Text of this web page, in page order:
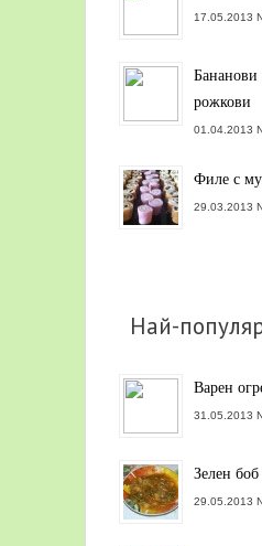
17.05.2013
Бананови
рожкови
01.04.2013
Филе с
29.03.2013
Най-
Варен
31.05.2013
Зелен
29.05.2013